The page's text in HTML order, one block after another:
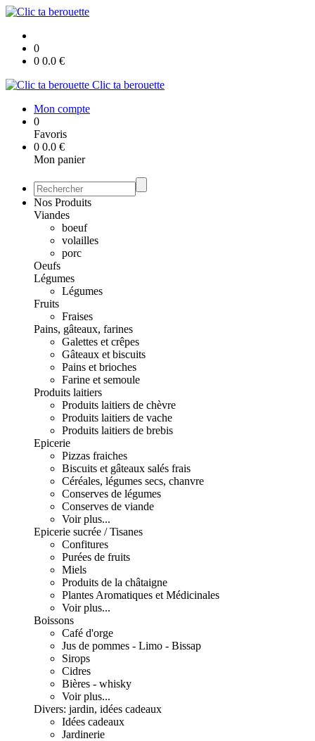
0
0 0.0 €
Clic ta berouette
Mon compte
0
Favoris
0 0.0 €
Mon panier
Nos Produits
Viandes
boeuf
volailles
porc
Oeufs
Légumes
Légumes
Fruits
Fraises
Pains, gâteaux, farines
Galettes et crêpes
Gâteaux et biscuits
Pains et brioches
Farine et semoule
Produits laitiers
Produits laitiers de chèvre
Produits laitiers de vache
Produits laitiers de brebis
Epicerie
Pizzas fraiches
Biscuits et gâteaux salés frais
Céréales, légumes secs, chanvre
Conserves de légumes
Conserves de viande
Voir plus...
Epicerie sucrée / Tisanes
Confitures
Purées de fruits
Miels
Produits de la châtaigne
Plantes Aromatiques et Médicinales
Voir plus...
Boissons
Café d'orge
Jus de pommes - Limo - Bissap
Sirops
Cidres
Bières - whisky
Voir plus...
Divers: jardin, idées cadeaux
Idées cadeaux
Jardinerie